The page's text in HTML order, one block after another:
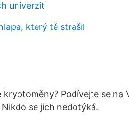
univerzit
který tě strašil
Podívejte se na
se jich nedotýká.